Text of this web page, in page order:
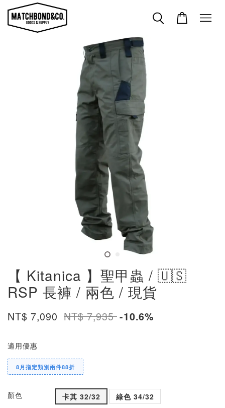
【 Kitanica 】聖甲蟲 / 🇺🇸
RSP 長褲 / 兩色 / 現貨
NT$ 7,090 NT$ 7,935-10.6%
適用優惠
8月指定類別兩件88折
顏色 卡其 32/32 綠色 34/32